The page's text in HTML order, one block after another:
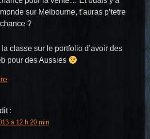
sur Melbourne, t’auras p’tetre
?
classe sur le portfolio d’avoir des
pour des Aussies
dit :
à 12 h 20 min